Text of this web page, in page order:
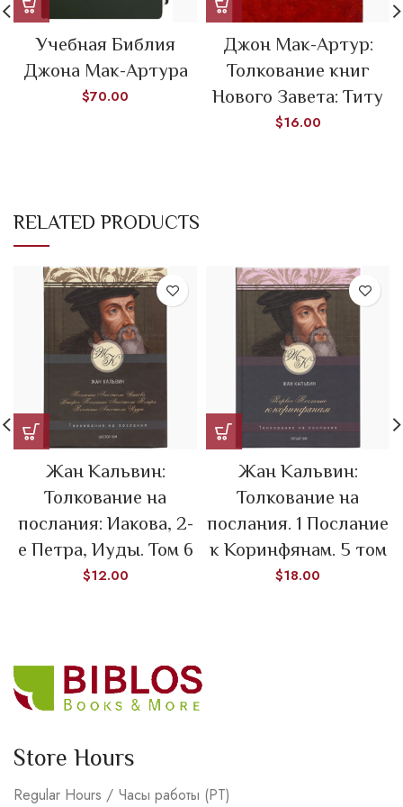
Учебная Библия
Джона Мак-Артура
$70.00
Джон Мак-Артур:
Толкование книг
Нового Завета: Титу
$16.00
RELATED PRODUCTS
Жан Кальвин:
Толкование на
послания: Иакова, 2-
е Петра, Иуды. Том 6
$12.00
Жан Кальвин:
Толкование на
послания. 1 Послание
к Коринфянам. 5 том
$18.00
Store Hours
Regular Hours / Часы работы (PT)